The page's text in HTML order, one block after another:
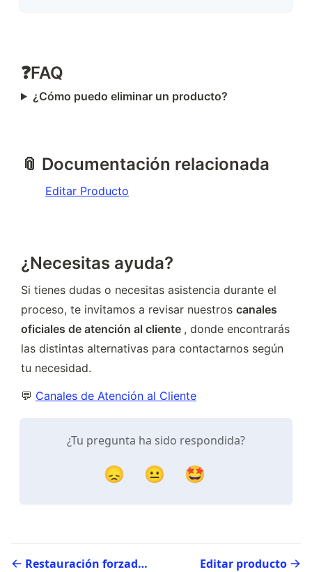
❓FAQ
¿Cómo puedo eliminar un producto?
📎 Documentación relacionada
Editar Producto
¿Necesitas ayuda?
Si tienes dudas o necesitas asistencia durante el
proceso, te invitamos a revisar nuestros canales
oficiales de atención al cliente , donde encontrarás
las distintas alternativas para contactarnos según
tu necesidad.
💬 Canales de Atención al Cliente
¿Tu pregunta ha sido respondida?
😞 😐 🤩
Restauración forzada en sección Documentos electrónicos Editar producto